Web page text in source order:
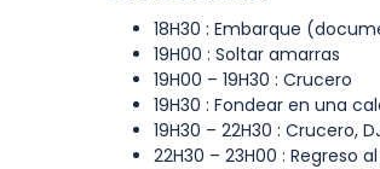
18H30 : Embarque
19H00 : Soltar amarras
19H00 – 19H30 : Crucero
19H30 : Fondear en una
19H30 – 22H30 : Crucero,
22H30 – 23H00 : Regreso